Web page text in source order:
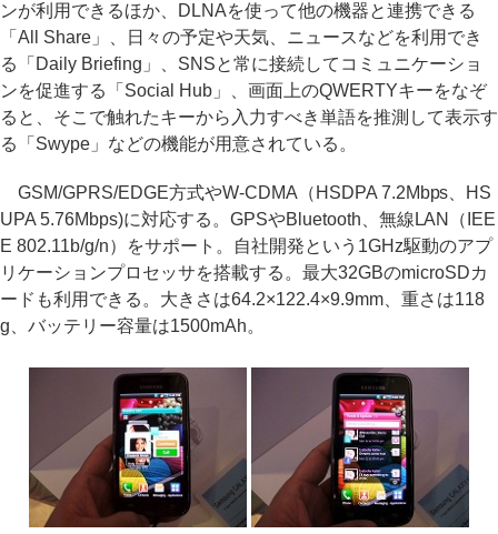
ンが利用できるほか、DLNAを使って他の機器と連携できる
「All Share」、日々の予定や天気、ニュースなどを利用でき
る「Daily Briefing」、SNSと常に接続してコミュニケーショ
ンを促進する「Social Hub」、画面上のQWERTYキーをなぞ
ると、そこで触れたキーから入力すべき単語を推測して表示す
る「Swype」などの機能が用意されている。
GSM/GPRS/EDGE方式やW-CDMA（HSDPA 7.2Mbps、HS
UPA 5.76Mbps)に対応する。GPSやBluetooth、無線LAN（IEE
E 802.11b/g/n）をサポート。自社開発という1GHz駆動のアプ
リケーションプロセッサを搭載する。最大32GBのmicroSDカ
ードも利用できる。大きさは64.2×122.4×9.9mm、重さは118
g、バッテリー容量は1500mAh。